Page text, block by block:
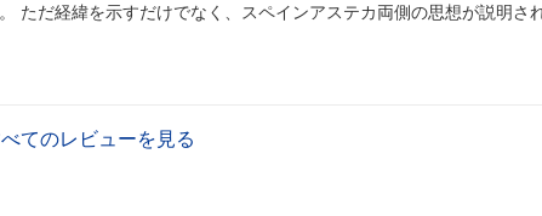
ただ経緯を示すだけでなく、スペインアステカ両側の思想が説明さ
てのレビューを見る